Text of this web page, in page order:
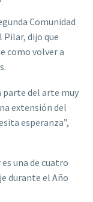
Comunidad
Pilar, dijo que
como volver a
parte del arte muy
extensión del
esperanza”,
una de cuatro
durante el Año